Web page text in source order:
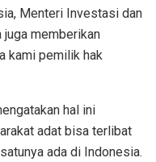
Menteri Investasi dan
juga memberikan
kami pemilik hak
hal ini
adat bisa terlibat
ada di Indonesia.